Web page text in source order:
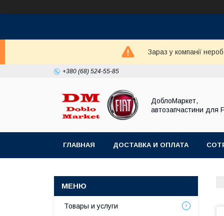
Зараз у компанії
+380 (68) 524-55-85
ДоблоМаркет,
автозапчастини для
ГЛАВНАЯ ДОСТАВКА И ОПЛАТА
Товары и услуги